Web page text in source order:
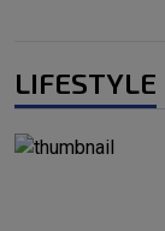
LIFESTYLE